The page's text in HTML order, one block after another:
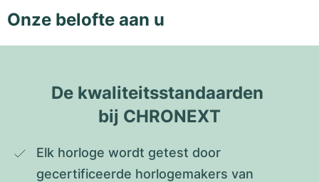
Onze belofte aan u
De kwaliteitsstandaarden
bij CHRONEXT
Elk horloge wordt getest door
gecertificeerde horlogemakers van